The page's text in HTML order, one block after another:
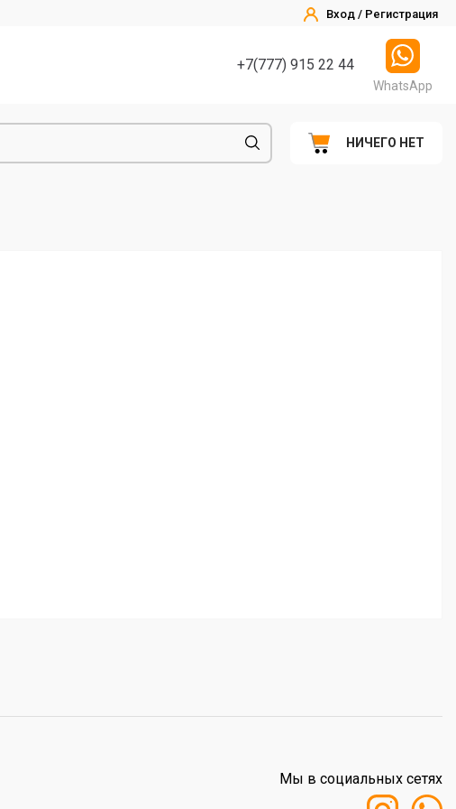
Вход / Регистрация
+7(777) 915 22 44
WhatsApp
НИЧЕГО НЕТ
Мы в социальных сетях